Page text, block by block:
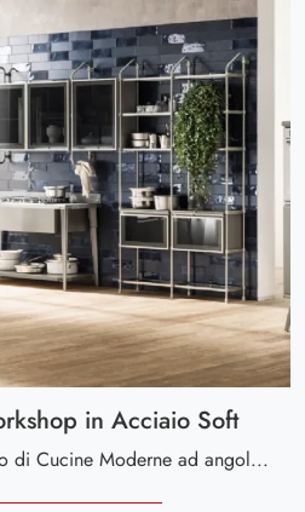
in Acciaio Soft
Clicca e scopri un mondo di Cucine Moderne ad angolo: la cucina Diesel Open Workshop in Acciaio Soft Scavolini in acciaio ti aspetta!